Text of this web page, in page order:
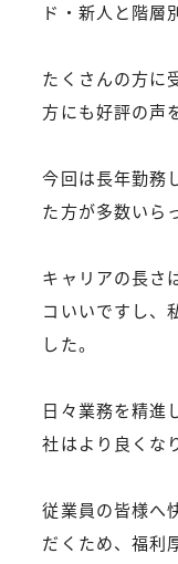
ド・新人と階層
たくさんの方に
方にも好評の声
今回は長年勤務
た方が多数いら
キャリアの長さ
コいいですし、
した。
日々業務を精進
社はより良くな
従業員の皆様へ
だくため、福利